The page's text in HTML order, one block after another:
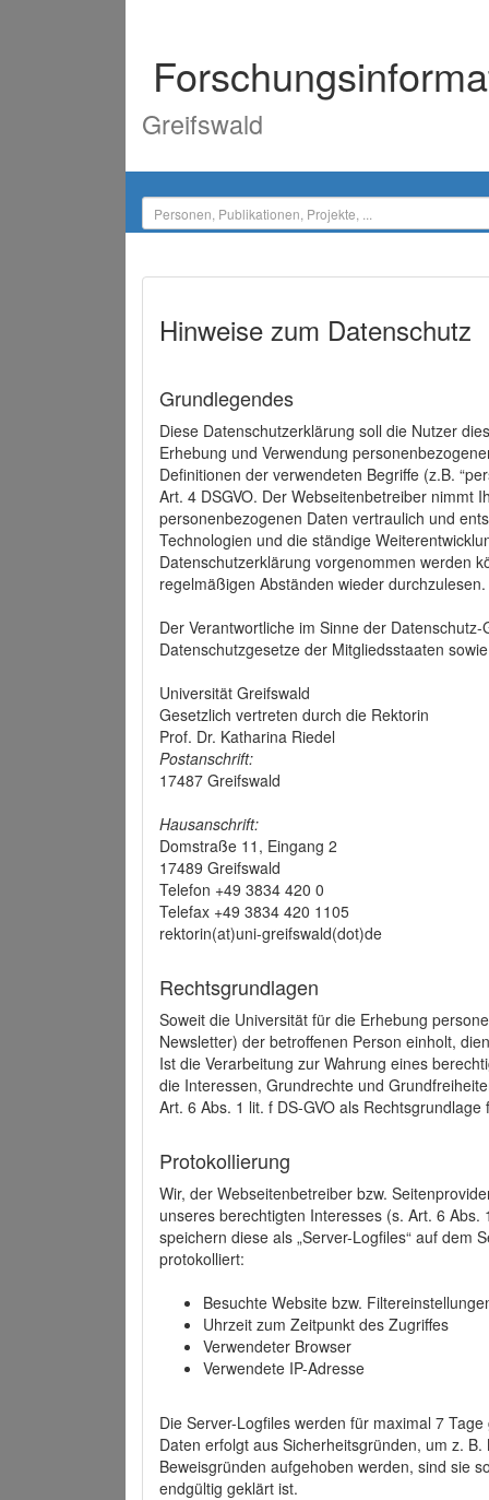
Greifswald
Hinweise zum Datenschutz
Grundlegendes
Diese Datenschutzerklärung soll die Nutzer
Erhebung und Verwendung
Definitionen der verwendeten Begriffe (z.B.
Art. 4 DSGVO. Der Webseitenbetreiber nimmt
personenbezogenen Daten vertraulich und
Technologien und die ständige
Datenschutzerklärung vorgenommen werden
regelmäßigen Abständen wieder durchzulesen.
Der Verantwortliche im Sinne der
Datenschutzgesetze der Mitgliedsstaaten
Universität Greifswald
Gesetzlich vertreten durch die Rektorin
Prof. Dr. Katharina Riedel
Postanschrift:
17487 Greifswald
Hausanschrift:
Domstraße 11, Eingang 2
17489 Greifswald
Telefon +49 3834 420 0
Telefax +49 3834 420 1105
rektorin(at)uni-greifswald(dot)de
Rechtsgrundlagen
Soweit die Universität für die Erhebung
Newsletter) der betroffenen Person einholt,
Ist die Verarbeitung zur Wahrung eines
die Interessen, Grundrechte und
Art. 6 Abs. 1 lit. f DS-GVO als
Protokollierung
Wir, der Webseitenbetreiber bzw.
unseres berechtigten Interesses (s. Art. 6
speichern diese als „Server-Logfiles“ auf dem
protokolliert:
Besuchte Website bzw.
Uhrzeit zum Zeitpunkt des Zugriffes
Verwendeter Browser
Verwendete IP-Adresse
Die Server-Logfiles werden für maximal 7
Daten erfolgt aus Sicherheitsgründen, um z.
Beweisgründen aufgehoben werden, sind sie
endgültig geklärt ist.